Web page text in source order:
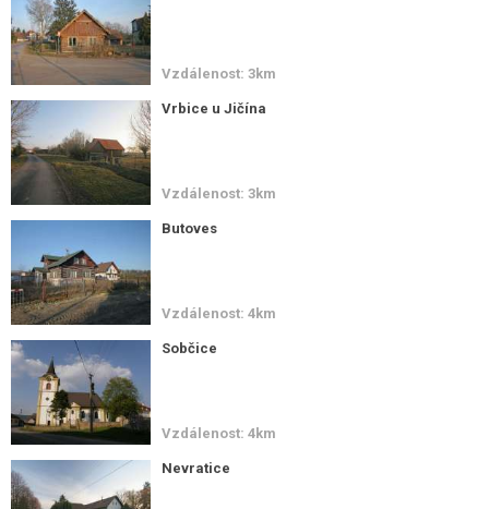
Vzdálenost: 3km
Vrbice u Jičína
Vzdálenost: 3km
Butoves
Vzdálenost: 4km
Sobčice
Vzdálenost: 4km
Nevratice